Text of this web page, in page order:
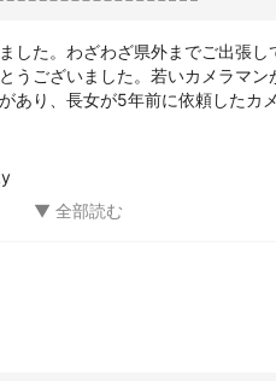
した。わざわざ県外までご出張し
うございました。若いカメラマン
あり、長女が5年前に依頼したカ